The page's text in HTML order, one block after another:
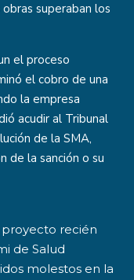
superaban los
el proceso
el cobro de una
la empresa
acudir al Tribunal
de la SMA,
de la sanción o su
proyecto recién
de Salud
molestos en la